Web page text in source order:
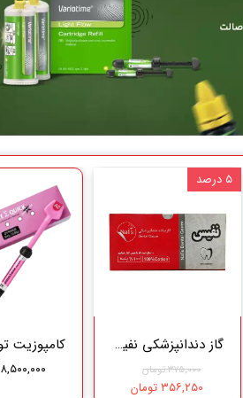
۸,۵۰۰,۰۰۰ تومان
گاز دندانپزشکی نفیس طب سلامت
۳۷۵,۰۰۰ تومان
۳۵۶,۲۵۰ تومان
۵ درصد